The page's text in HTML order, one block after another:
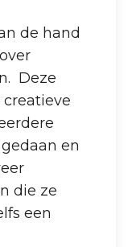
de hand
Deze
en
die ze
een